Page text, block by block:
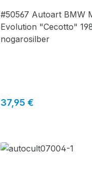
#50567 Autoart BMW
Evolution "Cecotto"
nogarosilber
Regulärer Preis:
37,95 €